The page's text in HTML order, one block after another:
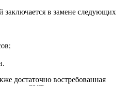
заключается в замене следующих
достаточно востребованная